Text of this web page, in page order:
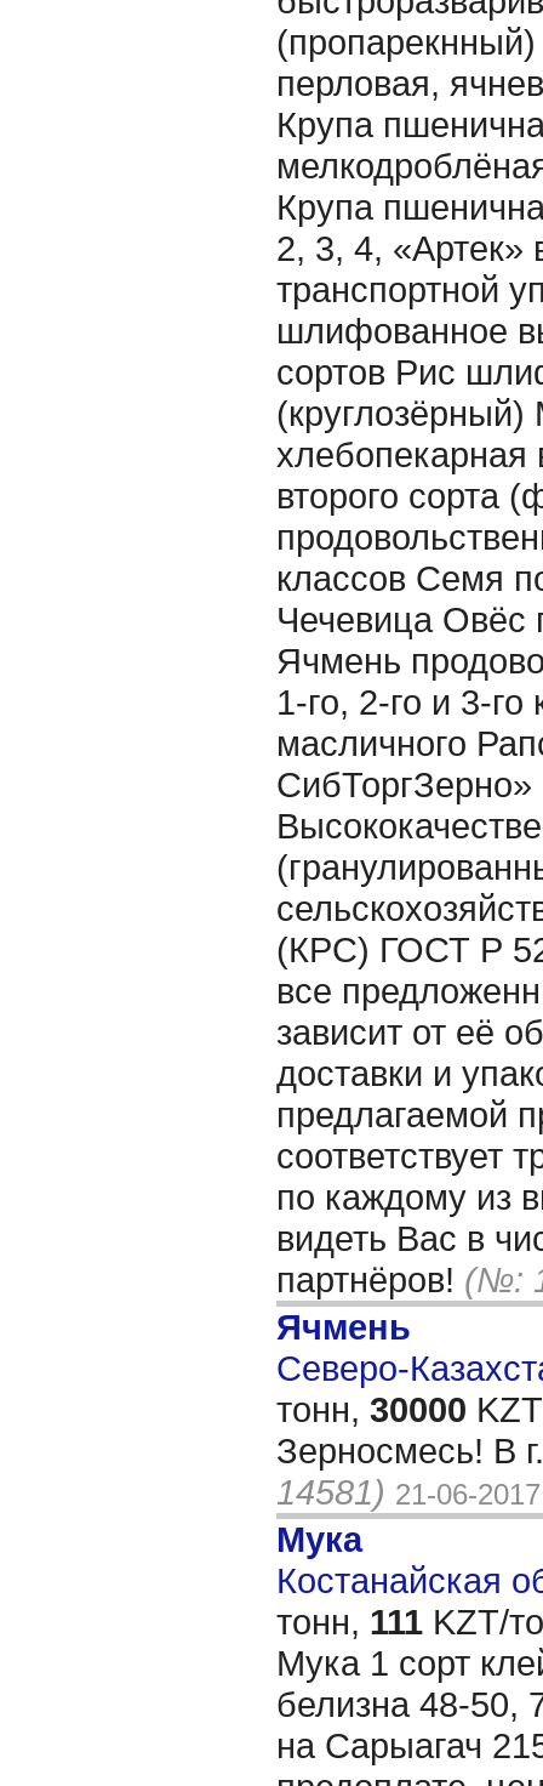
перловая,
Крупа
Крупа
2, 3, 4, «Артек»
транспортной
шлифованное
сортов Рис
хлебопекарная
второго сорта
классов Семя
Чечевица Овёс
Ячмень
1-го, 2-го и 3-
масличного
СибТоргЗерно»
(КРС) ГОСТ Р
все
зависит от её
доставки и
предлагаемой
соответствует
по каждому из
видеть Вас в
партнёров! (№:
Ячмень
Северо-
тонн, 30000
Зерносмесь! В
14581) 21-06-2017
Мука
Костанайская
тонн, 111 KZT/
Мука 1 сорт
белизна 48-50,
на Сарыагач